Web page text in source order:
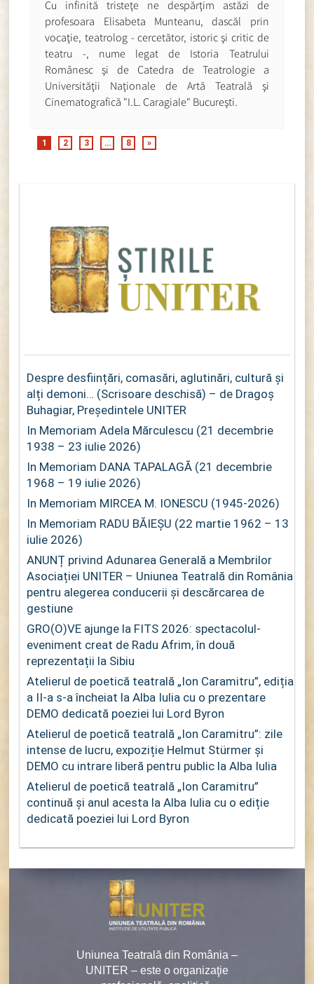
Cu infinită tristeţe ne despărţim astăzi de
profesoara Elisabeta Munteanu, dascăl prin
vocaţie, teatrolog - cercetător, istoric şi critic de
teatru -, nume legat de Istoria Teatrului
Românesc şi de Catedra de Teatrologie a
Universităţii Naţionale de Artă Teatrală şi
Cinematografică "I.L. Caragiale" Bucureşti.
1 2 3 … 8 »
Despre desființări, comasări, aglutinări, cultură și
alți demoni… (Scrisoare deschisă) – de Dragoș
Buhagiar, Președintele UNITER
In Memoriam Adela Mărculescu (21 decembrie
1938 – 23 iulie 2026)
In Memoriam DANA TAPALAGĂ (21 decembrie
1968 – 19 iulie 2026)
In Memoriam MIRCEA M. IONESCU (1945-2026)
In Memoriam RADU BĂIEȘU (22 martie 1962 – 13
iulie 2026)
ANUNȚ privind Adunarea Generală a Membrilor
Asociației UNITER – Uniunea Teatrală din România
pentru alegerea conducerii și descărcarea de
gestiune
GRO(O)VE ajunge la FITS 2026: spectacolul-
eveniment creat de Radu Afrim, în două
reprezentații la Sibiu
Atelierul de poetică teatrală „Ion Caramitru”, ediția
a II-a s-a încheiat la Alba Iulia cu o prezentare
DEMO dedicată poeziei lui Lord Byron
Atelierul de poetică teatrală „Ion Caramitru”: zile
intense de lucru, expoziție Helmut Stürmer și
DEMO cu intrare liberă pentru public la Alba Iulia
Atelierul de poetică teatrală „Ion Caramitru”
continuă și anul acesta la Alba Iulia cu o ediție
dedicată poeziei lui Lord Byron
Uniunea Teatrală din România –
UNITER – este o organizaţie